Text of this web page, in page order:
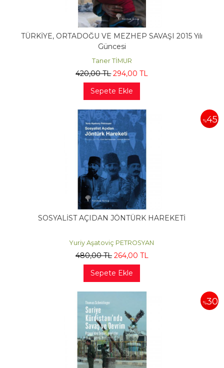
TÜRKİYE, ORTADOĞU VE MEZHEP SAVAŞI 2015 Yılı
Güncesi
Taner TİMUR
420,00TL 294,00 TL
Sepete Ekle
%45
SOSYALİST AÇIDAN JÖNTÜRK HAREKETİ
Yuriy Aşatoviç PETROSYAN
480,00TL 264,00 TL
Sepete Ekle
%30